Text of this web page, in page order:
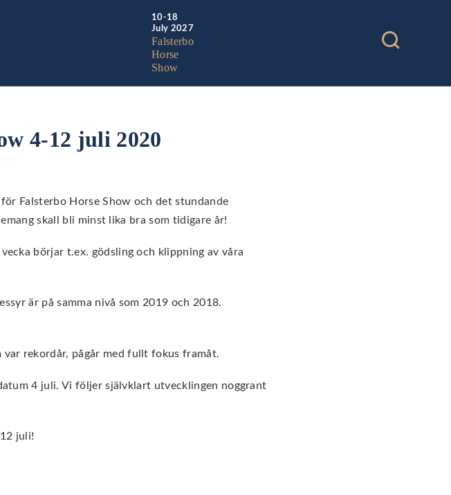
10-18
July 2027
Falsterbo
Horse
Show
4-12 juli 2020
Falsterbo Horse Show och det stundande
skall bli minst lika bra som tidigare år!
börjar t.ex. gödsling och klippning av våra
är på samma nivå som 2019 och 2018.
rekordår, pågår med fullt fokus framåt.
4 juli. Vi följer självklart utvecklingen noggrant
juli!